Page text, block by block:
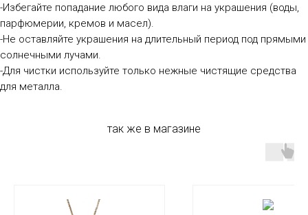
-Избегайте попадание любого вида влаги на украшения (воды,
парфюмерии, кремов и масел).
-Не оставляйте украшения на длительный период под прямыми
солнечными лучами.
-Для чистки используйте только нежные чистящие средства
для металла.
так же в магазине